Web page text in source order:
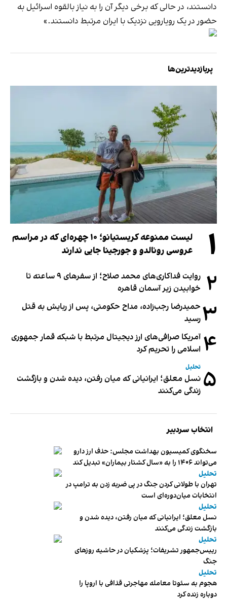
دانستند، در حالی که برخی دیگر آن را به نیاز بالقوه اسرائیل به
حضور در یک رویارویی نزدیک با ایران مرتبط دانستند.»
پربازدیدترین‌ها
۱
لیست ممنوعه کریستیانو؛ ۱۰ چهره‌ای که در مراسم
عروسی رونالدو و جورجینا جایی ندارند
۲
روایت فداکاری‌های محمد صلاح؛ از سفرهای ۹ ساعته تا
خوابیدن زیر آسمان قاهره
۳ حمیدرضا رجب‌زاده، مداح حکومتی، پس از ربایش به قتل
رسید
۴ آمریکا صرافی‌های ارز دیجیتال مرتبط با شبکه قمار جمهوری
اسلامی را تحریم کرد
۵ تحلیل
نسل معلق؛ ایرانیانی که میان رفتن، دیده شدن و بازگشت
زندگی می‌کنند
انتخاب سردبیر
سخنگوی کمیسیون بهداشت مجلس: حذف ارز دارو
می‌تواند ۱۴۰۶ را به «سال کشتار بیماران» تبدیل کند
تحلیل
تهران با طولانی کردن جنگ در پی ضربه زدن به ترامپ در
انتخابات میان‌دوره‌ای است
تحلیل
نسل معلق؛ ایرانیانی که میان رفتن، دیده شدن و
بازگشت زندگی می‌کنند
تحلیل
رییس‌جمهور تشریفات؛ پزشکیان در حاشیه روزهای
جنگ
تحلیل
هجوم به سئوتا معامله مهاجرتی قذافی با اروپا را
دوباره زنده کرد